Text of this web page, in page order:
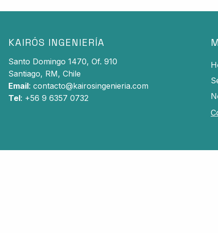
KAIRÓS INGENIERÍA
Santo Domingo 1470, Of. 910
Santiago, RM, Chile
Email: contacto@kairosingenieria.com
Tel: +56 9 6357 0732